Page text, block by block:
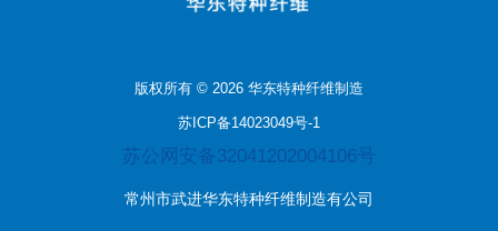
版权所有 © 2026 华东特种纤维制造
苏ICP备14023049号-1
苏公网安备32041202004106号
常州市武进华东特种纤维制造有公司